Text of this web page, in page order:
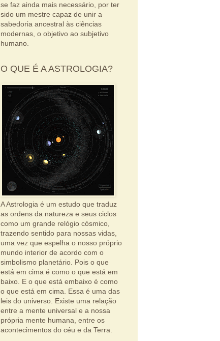
se faz ainda mais necessário, por ter
sido um mestre capaz de unir a
sabedoria ancestral às ciências
modernas, o objetivo ao subjetivo
humano.
O QUE É A ASTROLOGIA?
A Astrologia é um estudo que traduz
as ordens da natureza e seus ciclos
como um grande relógio cósmico,
trazendo sentido para nossas vidas,
uma vez que espelha o nosso próprio
mundo interior de acordo com o
simbolismo planetário. Pois o que
está em cima é como o que está em
baixo. E o que está embaixo é como
o que está em cima. Essa é uma das
leis do universo. Existe uma relação
entre a mente universal e a nossa
própria mente humana, entre os
acontecimentos do céu e da Terra.